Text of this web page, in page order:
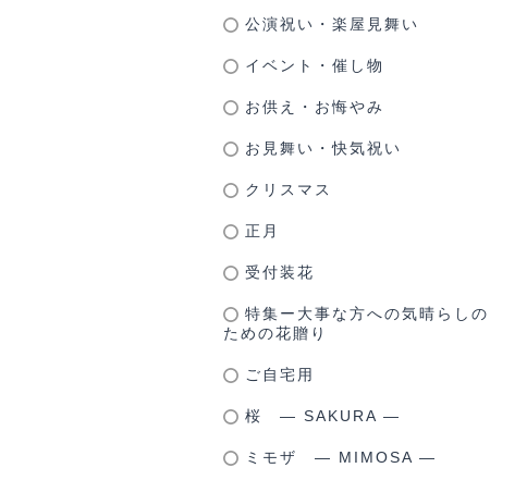
公演祝い・楽屋見舞い
イベント・催し物
お供え・お悔やみ
お見舞い・快気祝い
クリスマス
正月
受付装花
特集ー大事な方への気晴らしの
ための花贈り
ご自宅用
桜 ― SAKURA ―
ミモザ ― MIMOSA ―